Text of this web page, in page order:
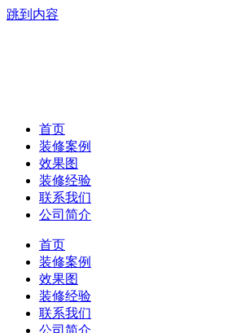
跳到内容
首页
装修案例
效果图
装修经验
联系我们
公司简介
首页
装修案例
效果图
装修经验
联系我们
公司简介